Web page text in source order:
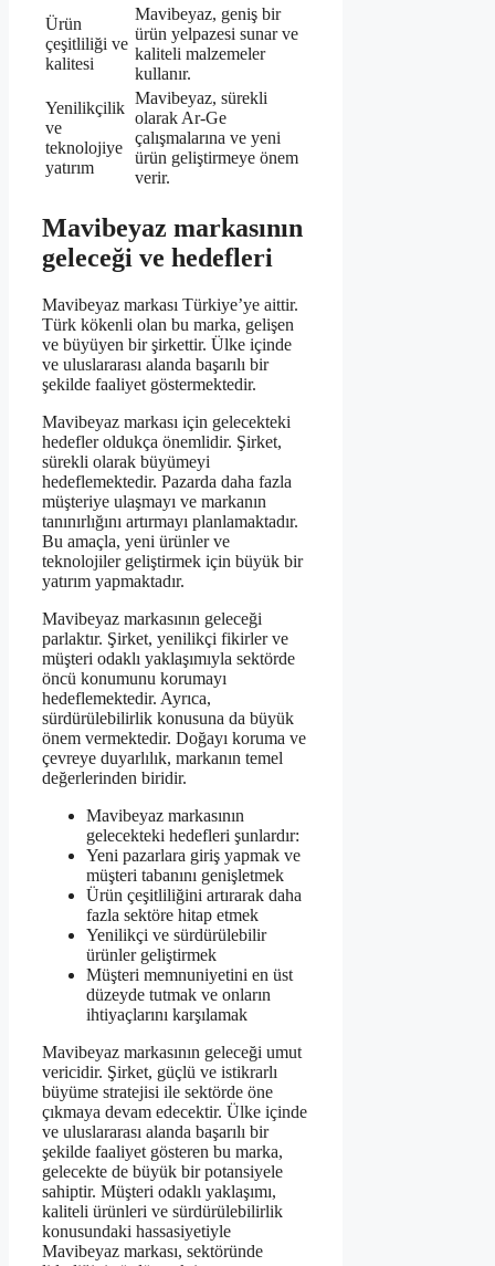
Ürün
çeşitliliği ve
kalitesi
Mavibeyaz, geniş bir
ürün yelpazesi sunar ve
kaliteli malzemeler
kullanır.
Yenilikçilik
ve
teknolojiye
yatırım
Mavibeyaz, sürekli
olarak Ar-Ge
çalışmalarına ve yeni
ürün geliştirmeye önem
verir.
Mavibeyaz markasının
geleceği ve hedefleri
Mavibeyaz markası Türkiye’ye aittir.
Türk kökenli olan bu marka, gelişen
ve büyüyen bir şirkettir. Ülke içinde
ve uluslararası alanda başarılı bir
şekilde faaliyet göstermektedir.
Mavibeyaz markası için gelecekteki
hedefler oldukça önemlidir. Şirket,
sürekli olarak büyümeyi
hedeflemektedir. Pazarda daha fazla
müşteriye ulaşmayı ve markanın
tanınırlığını artırmayı planlamaktadır.
Bu amaçla, yeni ürünler ve
teknolojiler geliştirmek için büyük bir
yatırım yapmaktadır.
Mavibeyaz markasının geleceği
parlaktır. Şirket, yenilikçi fikirler ve
müşteri odaklı yaklaşımıyla sektörde
öncü konumunu korumayı
hedeflemektedir. Ayrıca,
sürdürülebilirlik konusuna da büyük
önem vermektedir. Doğayı koruma ve
çevreye duyarlılık, markanın temel
değerlerinden biridir.
Mavibeyaz markasının
gelecekteki hedefleri şunlardır:
Yeni pazarlara giriş yapmak ve
müşteri tabanını genişletmek
Ürün çeşitliliğini artırarak daha
fazla sektöre hitap etmek
Yenilikçi ve sürdürülebilir
ürünler geliştirmek
Müşteri memnuniyetini en üst
düzeyde tutmak ve onların
ihtiyaçlarını karşılamak
Mavibeyaz markasının geleceği umut
vericidir. Şirket, güçlü ve istikrarlı
büyüme stratejisi ile sektörde öne
çıkmaya devam edecektir. Ülke içinde
ve uluslararası alanda başarılı bir
şekilde faaliyet gösteren bu marka,
gelecekte de büyük bir potansiyele
sahiptir. Müşteri odaklı yaklaşımı,
kaliteli ürünleri ve sürdürülebilirlik
konusundaki hassasiyetiyle
Mavibeyaz markası, sektöründe